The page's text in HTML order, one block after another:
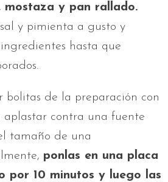
mostaza y pan rallado.
y pimienta a gusto y
hasta que
bolitas de la preparación con
aplastar contra una fuente
tamaño de una
ponlas en una placa
por 10 minutos y luego las